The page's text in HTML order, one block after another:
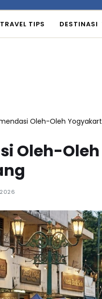
TRAVEL TIPS DESTINASI
Oleh-Oleh
Oleh-